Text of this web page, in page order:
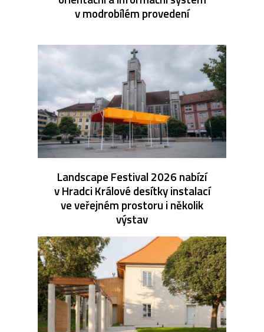
v modrobílém provedení
Landscape Festival 2026 nabízí
v Hradci Králové desítky instalací
ve veřejném prostoru i několik
výstav